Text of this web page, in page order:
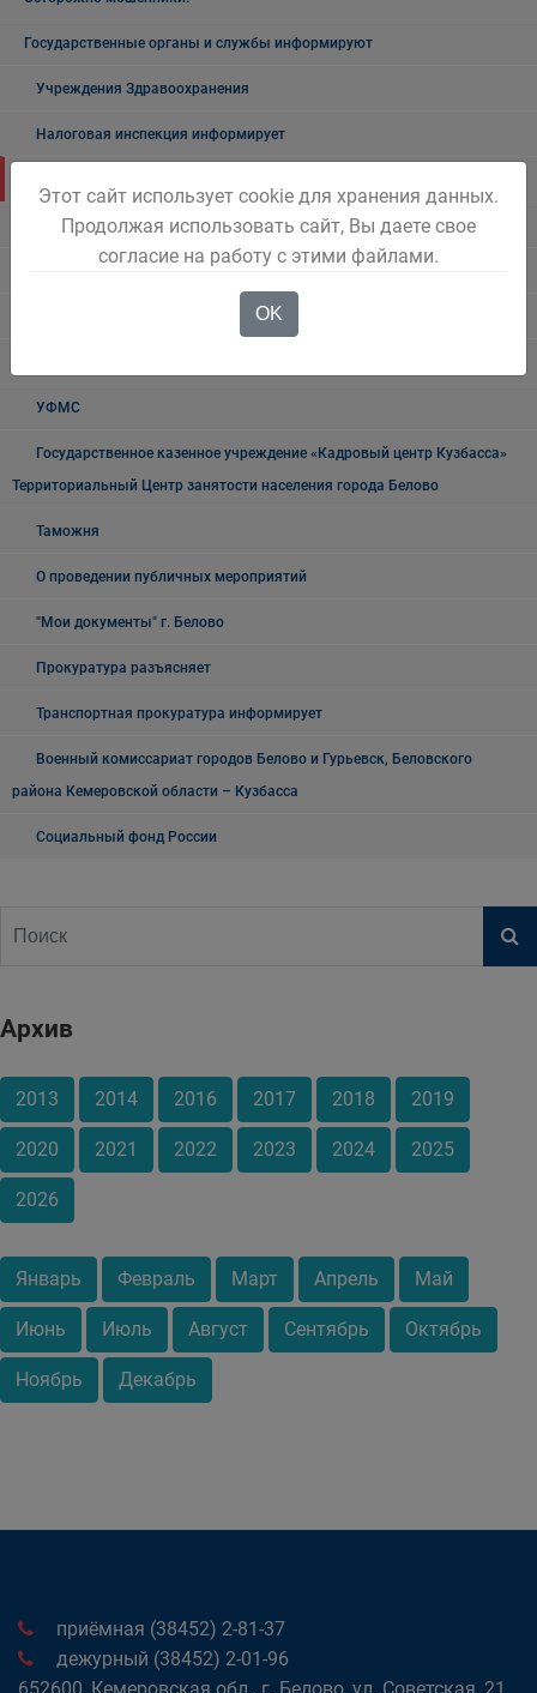
Государственные органы и службы информируют
Учреждения Здравоохранения
Налоговая инспекция информирует
ГИБДД
УФМС
Государственное казенное учреждение «Кадровый центр Кузбасса»
Территориальный Центр занятости населения города Белово
Таможня
О проведении публичных мероприятий
"Мои документы" г. Белово
Прокуратура разъясняет
Транспортная прокуратура информирует
Военный комиссариат городов Белово и Гурьевск, Беловского
района Кемеровской области – Кузбасса
Социальный фонд России
Архив
2013 2014 2016 2017 2018 2019
2020 2021 2022 2023 2024 2025
2026
Январь Февраль Март Апрель Май
Июнь Июль Август Сентябрь Октябрь
Ноябрь Декабрь
приёмная (38452) 2-81-37
дежурный (38452) 2-01-96
Этот сайт использует cookie для хранения данных.
Продолжая использовать сайт, Вы даете свое
согласие на работу с этими файлами.
OK